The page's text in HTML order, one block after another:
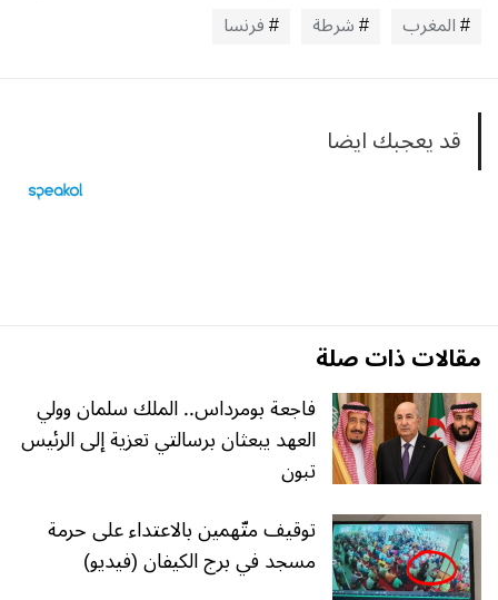
المغرب
شرطة فرنسا
قد يعجبك ايضا
مقالات ذات صلة
فاجعة بومرداس.. الملك سلمان وولي
العهد يبعثان برسالتي تعزية إلى الرئيس
تبون
توقيف متّهمين بالاعتداء على حرمة
مسجد في برج الكيفان (فيديو)